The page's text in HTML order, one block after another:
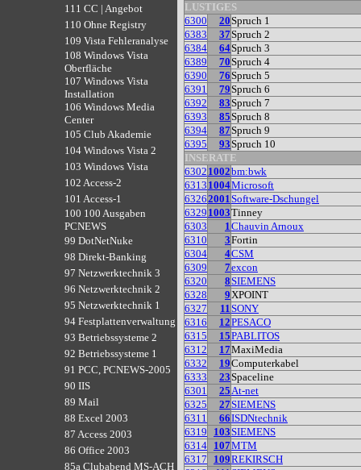
111 CC | Angebot
110 Ohne Registry
109 Vista Fehleranalyse
108 Windows Vista
Oberfläche
107 Windows Vista
Installation
106 Windows Media
Center
105 Club Akademie
104 Windows Vista 2
103 Windows Vista
102 Access-2
101 Access-1
100 100 Ausgaben
PCNEWS
99 DotNetNuke
98 Direkt-Banking
97 Netzwerktechnik 3
96 Netzwerktechnik 2
95 Netzwerktechnik 1
94 Festplattenverwaltung
93 Betriebssysteme 2
92 Betriebssysteme 1
91 PCC, PCNEWS-2005
90 IIS
89 Mail
88 Excel 2003
87 Access 2003
86 Office 2003
85a Clubabend MS-ACH
LUSTIGES
6300
20Spruch 1
6383
37Spruch 2
6384
64Spruch 3
6389
70Spruch 4
6390
76Spruch 5
6391
79Spruch 6
6392
83Spruch 7
6393
85Spruch 8
6394
87Spruch 9
6395
93Spruch 10
INSERATE
6302 1002bm:bwk
6313 1004Microsoft
63262001Software-Dschungel
6329 1003Tinney
6303
1Chauvin Arnoux
6310
3Fortin
6304
4CSM
6309
7excon
6320
8SIEMENS
6328
9XPOINT
6327
11SONY
6316
12PESACO
6315
15PABLITOS
6312
17MaxiMedia
6332
19Computerkabel
6333
23Spaceline
6301
25At-net
6325
27SIEMENS
6311
66ISDNtechnik
6319
103SIEMENS
6314 107MTM
6317
109REKIRSCH